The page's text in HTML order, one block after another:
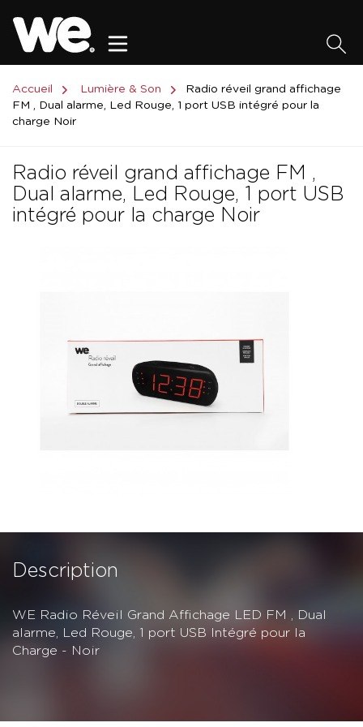
Accueil Lumière & Son
Radio réveil grand affichage
FM , Dual alarme, Led Rouge, 1 port USB intégré pour la
charge Noir
Radio réveil grand affichage FM ,
Dual alarme, Led Rouge, 1 port USB
intégré pour la charge Noir
Description
WE Radio Réveil Grand Affichage LED FM , Dual
alarme, Led Rouge, 1 port USB Intégré pour la
Charge - Noir